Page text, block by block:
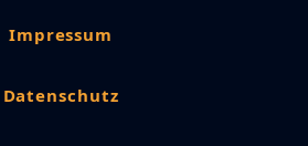
Impressum
Datenschutz